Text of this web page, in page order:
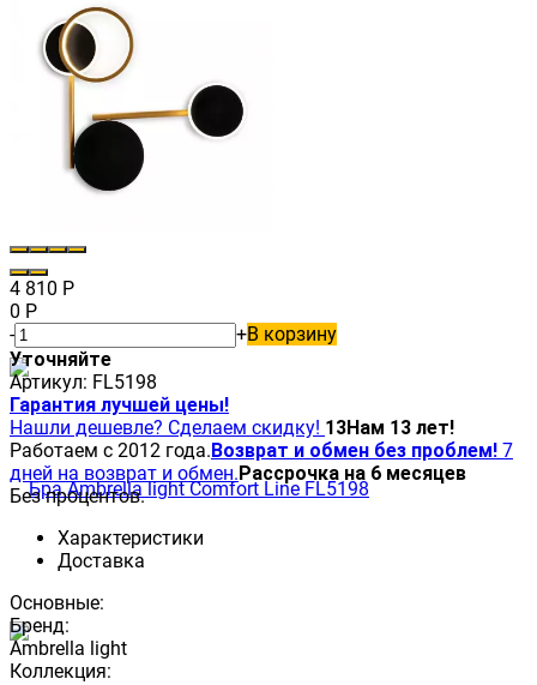
4 810 Р
0 Р
-
+В корзину
Уточняйте
Артикул: FL5198
Гарантия лучшей цены!
Нашли дешевле? Сделаем скидку! 13Нам 13 лет!
Работаем с 2012 года.Возврат и обмен без проблем! 7
дней на возврат и обмен.Рассрочка на 6 месяцев
Без процентов.
Характеристики
Доставка
Основные:
Бренд:
Ambrella light
Коллекция: